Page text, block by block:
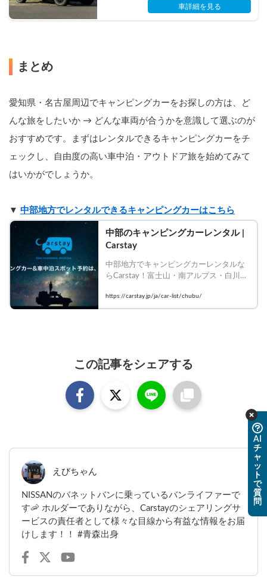
きワイルドな旅をすることが可能。
車詳細を見る
まとめ
愛知県・名古屋周辺でキャンピングカーをお探しの方は、ど
んな旅をしたいか → どんな車両が合うかを意識して選ぶのが
おすすめです。まずはレンタルできるキャンピングカーをチ
ェックし、自由度の高い車中泊・アウトドア旅を始めてみて
はいかがでしょうか。
▼ 中部地方でレンタルできるキャンピングカーはこちら
中部のキャンピングカーレンタル |
Carstay
中部地方でキャンピングカーレンタルな
らCarstay！富士山・南アルプス・白川郷
富な車種から選んで今すぐ予約！
https://carstay.jp/ja/car-list/chubu/
この記事をシェアする
えびちゃん
NISSANのバネットバンに乗っているバンライファーで
す🦐 ホルダーでありながら、Carstayのシェアリングサ
ービスの責任者として様々な目線から有益な情報をお届
けします！！ #青森出身
AI
チ
ャ
ッ
ト
で
質
問